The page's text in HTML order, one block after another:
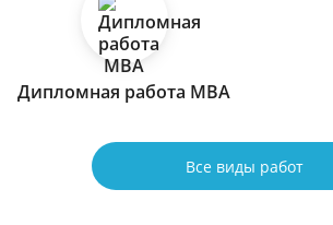
Дипломная работа МВА
Все виды работ